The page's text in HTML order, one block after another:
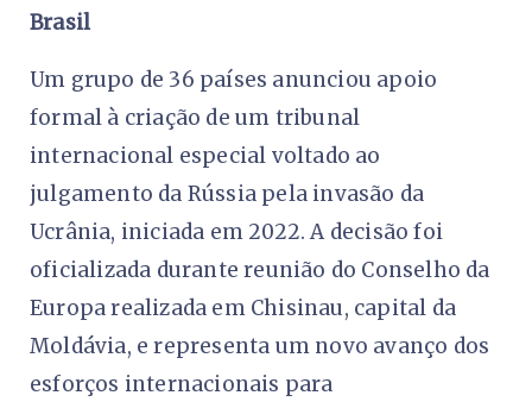
Brasil
Um grupo de 36 países anunciou apoio
formal à criação de um tribunal
internacional especial voltado ao
julgamento da Rússia pela invasão da
Ucrânia, iniciada em 2022. A decisão foi
oficializada durante reunião do Conselho da
Europa realizada em Chisinau, capital da
Moldávia, e representa um novo avanço dos
esforços internacionais para